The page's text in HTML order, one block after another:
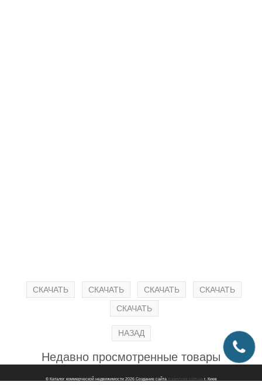
СКАЧАТЬ СКАЧАТЬ СКАЧАТЬ
СКАЧАТЬ
СКАЧАТЬ
Недавно просмотренные товары
© Каталог коммерческой недвижимости 2026 Создание сайта it-services.com.ua г. Киев